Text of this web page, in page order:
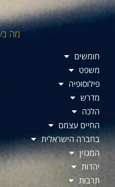
מה
חומשים
משפט
פילוסופיה
מדרש
הלכה
החיים עצמם
בחברה הישראלית
המגזין
יהדות
תרבות